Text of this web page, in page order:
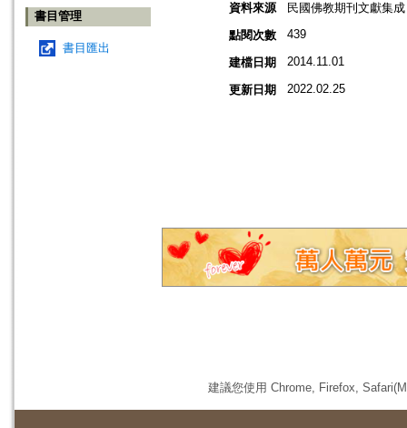
書目管理
書目匯出
資料來源
民國佛教期刊文獻集
點閱次數
439
建檔日期 2014.11.01
更新日期 2022.02.25
建議您使用 Chrome, Firefox,